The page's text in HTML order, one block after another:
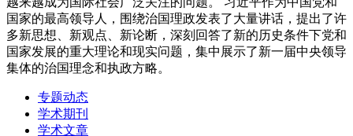
国家的最高领导人，围绕治国理政发表了大量讲话，提出了许
多新思想、新观点、新论断，深刻回答了新的历史条件下党和
国家发展的重大理论和现实问题，集中展示了新一届中央领导
集体的治国理念和执政方略。
专题动态
学术期刊
学术文章